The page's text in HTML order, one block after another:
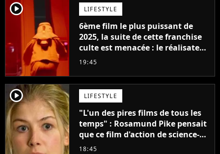
player2 LIFESTYLE
6ème film le plus puissant de
2025, la suite de cette franchise
culte est menacée : le réalisateur
claque la porte pour "différends
19:45
player2 LIFESTYLE
"L'un des pires films de tous les
temps" : Rosamund Pike pensait
que ce film d'action de science-
fiction avec Dwayne Johnson
18:45